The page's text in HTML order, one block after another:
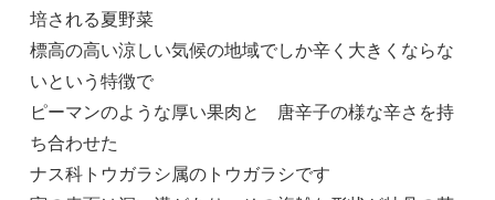
培される夏野菜
標高の高い涼しい気候の地域でしか辛く大きくならな
いという特徴で
ピーマンのような厚い果肉と 唐辛子の様な辛さを持
ち合わせた
ナス科トウガラシ属のトウガラシです